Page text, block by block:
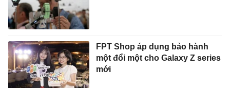
FPT Shop áp dụng bảo hành
một đổi một cho Galaxy Z series
mới